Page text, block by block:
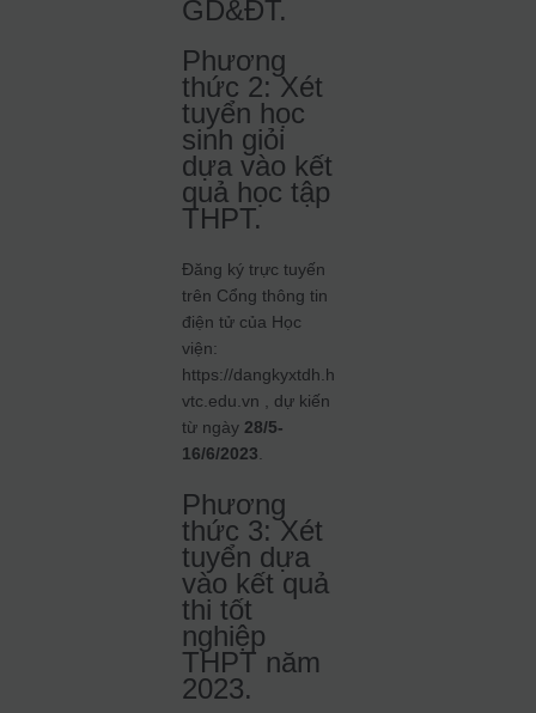
GD&ĐT.
Phương
thức 2:Xét
tuyển học
sinh giỏi
dựa vào kết
quả học tập
THPT.
Đăng ký trực tuyến
trên Cổng thông tin
điện tử của Học
viện:
https://dangkyxtdh.h
vtc.edu.vn , dự kiến
từ ngày 28/5-
16/6/2023
Phương
thức 3:Xét
tuyển dựa
vào kết quả
thi tốt
nghiệp
THPT năm
2023.